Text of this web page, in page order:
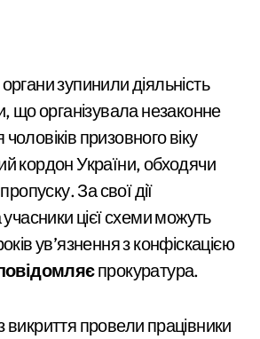
що організувала незаконне
призовного віку
кордон України, обходячи
За свої дії
учасники цієї схеми можуть
ув’язнення з конфіскацією
прокуратура.
провели працівники